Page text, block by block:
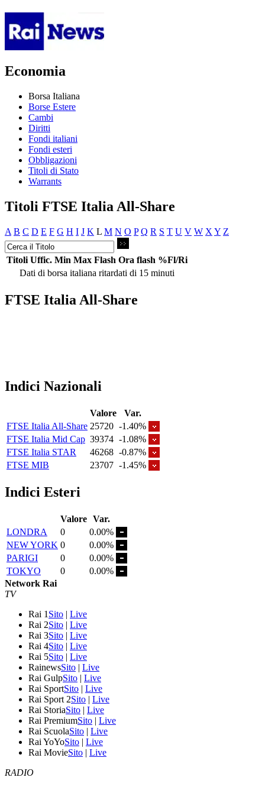
Economia
Borsa Italiana
Borse Estere
Cambi
Diritti
Fondi italiani
Fondi esteri
Obbligazioni
Titoli di Stato
Warrants
Titoli FTSE Italia All-Share
A B C D E F G H I J K L M N O P Q R S T U V W X Y Z
Titoli Uffic. Min Max Flash Ora flash %Fl/Ri
Dati di borsa italiana ritardati di 15 minuti
FTSE Italia All-Share
Indici Nazionali
Valore
Var.
FTSE Italia All-Share 25720 -1.40%
FTSE Italia Mid Cap 39374 -1.08%
FTSE Italia STAR
46268 -0.87%
FTSE MIB
23707 -1.45%
Indici Esteri
Valore Var.
LONDRA
0
0.00%
NEW YORK 0
0.00%
PARIGI
0
0.00%
TOKYO
0
0.00%
Network Rai
TV
Rai 1 Sito | Live
Rai 2Sito | Live
Rai 3Sito | Live
Rai 4Sito | Live
Rai 5Sito | Live
RainewsSito | Live
Rai GulpSito | Live
Rai SportSito | Live
Rai Sport 2Sito | Live
Rai StoriaSito | Live
Rai PremiumSito | Live
Rai ScuolaSito | Live
Rai YoYoSito | Live
Rai MovieSito | Live
RADIO